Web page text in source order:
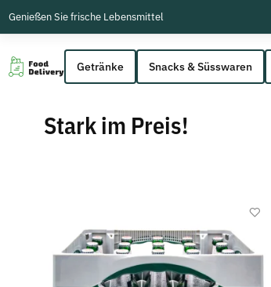
Genießen Sie frische Lebensmittel
Getränke Snacks & Süsswaren
Stark im Preis!